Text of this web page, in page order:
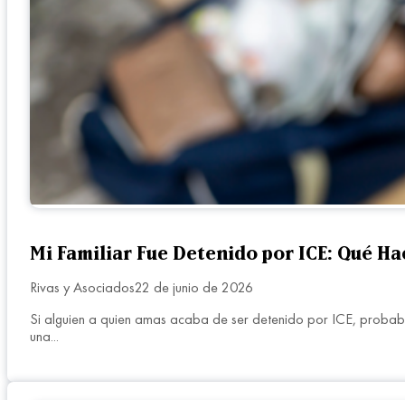
Mi Familiar Fue Detenido por ICE: Qué
Rivas y Asociados22 de junio de 2026
Si alguien a quien amas acaba de ser detenido por ICE,
una...